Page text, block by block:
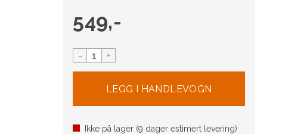
549,-
- +
Ikke på lager (9 dager estimert levering)